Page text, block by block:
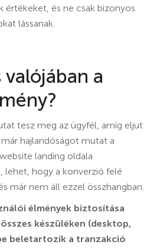
értékeket, és ne csak bizonyos
lássanak.
a
tesz meg az ügyfél, amíg eljut
hajlandóságot mutat a
landing oldala
hogy a konverzió felé
már nem áll ezzel összhangban.
élmények biztosítása
készüléken (desktop,
beletartozik a tranzakció